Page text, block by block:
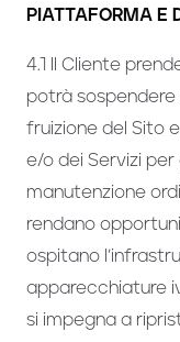
PIATTAFORMA E
4.1 Il Cliente
potrà sospendere
fruizione del Sito
e/o dei Servizi
manutenzione
rendano
ospitano
apparecchiature
si impegna a